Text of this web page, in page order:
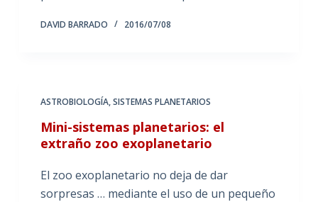
DAVID BARRADO 2016/07/08
ASTROBIOLOGÍA,SISTEMAS PLANETARIOS
Mini-sistemas planetarios: el
extraño zoo exoplanetario
El zoo exoplanetario no deja de dar
sorpresas … mediante el uso de un pequeño